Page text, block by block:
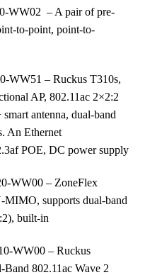
WW02 – A pair of pre-
to-point, point-to-
WW51 – Ruckus T310s,
AP, 802.11ac 2×2:2
antenna, dual-band
An Ethernet
POE, DC power supply
WW00 – ZoneFlex
MIMO, supports dual-band
built-in
WW00 – Ruckus
802.11ac Wave 2